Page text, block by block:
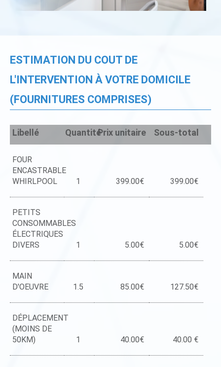
ESTIMATION DU COUT DE
L'INTERVENTION À VOTRE DOMICILE
(FOURNITURES COMPRISES)
Libellé QuantitéPrix unitaire Sous-total
FOUR
ENCASTRABLE
WHIRLPOOL
1 399.00€ 399.00€
PETITS
CONSOMMABLES
ÉLECTRIQUES
DIVERS
1 5.00€ 5.00€
MAIN
D'OEUVRE
1.5 85.00€ 127.50€
DÉPLACEMENT
(MOINS DE
50KM)
1 40.00€ 40.00 €